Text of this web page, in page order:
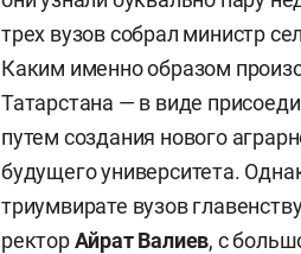
трех вузов собрал министр
Каким именно образом
Татарстана — в виде
путем создания нового
будущего университета.
триумвирате вузов
ректорАйрат Валиев, с